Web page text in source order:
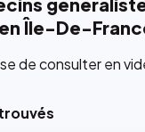
Île-De-
de consulter en